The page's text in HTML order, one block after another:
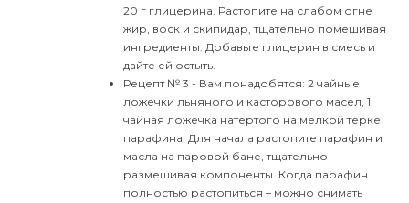
20 г глицерина. Растопите на слабом огне
жир, воск и скипидар, тщательно помешивая
ингредиенты. Добавьте глицерин в смесь и
дайте ей остыть.
Рецепт № 3 - Вам понадобятся: 2 чайные
ложечки льняного и касторового масел, 1
чайная ложечка натертого на мелкой терке
парафина. Для начала растопите парафин и
масла на паровой бане, тщательно
размешивая компоненты. Когда парафин
полностью растопиться – можно снимать